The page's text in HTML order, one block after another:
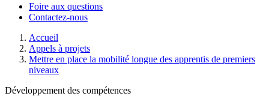
Foire aux questions
Contactez-nous
Accueil
Appels à projets
Mettre en place la mobilité longue des apprentis de premiers
niveaux
Développement des compétences